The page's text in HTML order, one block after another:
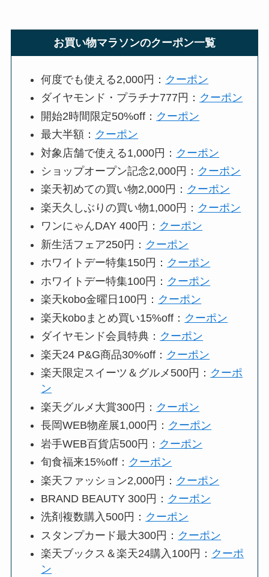
お買い物マラソンのクーポン一覧
何度でも使える2,000円： クーポン
ダイヤモンド・プラチナ777円： クーポン
開始2時間限定50%off： クーポン
最大半額： クーポン
対象店舗で使える1,000円： クーポン
ショップオープン記念2,000円： クーポン
楽天初めての買い物2,000円： クーポン
楽天久しぶりの買い物1,000円： クーポン
ワンにゃんDAY 400円： クーポン
新生活フェア250円： クーポン
ホワイトデー特集150円： クーポン
ホワイトデー特集100円： クーポン
楽天kobo金曜日100円： クーポン
楽天koboまとめ買い15%off： クーポン
ダイヤモンド会員特典： クーポン
楽天24 P&G商品30%off： クーポン
楽天限定スイーツ＆グルメ500円： クーポ
ン
楽天グルメ大賞300円： クーポン
長岡WEB物産展1,000円： クーポン
岩手WEB百貨店500円： クーポン
旬食福来15%off： クーポン
楽天ファッション2,000円： クーポン
BRAND BEAUTY 300円： クーポン
洗剤複数購入500円： クーポン
スタンプカード最大300円： クーポン
楽天ブックス＆楽天24購入100円： クーポ
ン